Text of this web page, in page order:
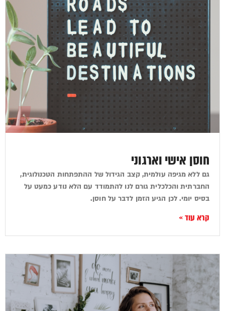
חוסן אישי וארגוני
גם ללא מגיפה עולמית, קצב הגידול של ההתפתחות הטכנולוגית,
החברתית והכלכלית גורם לנו להתמודד עם הלא נודע כמעט על
בסיס יומי. לכן הגיע הזמן לדבר על חוסן.
קרא עוד »